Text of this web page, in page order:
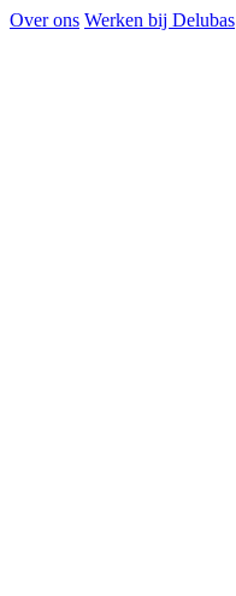
Over ons Werken bij Delubas